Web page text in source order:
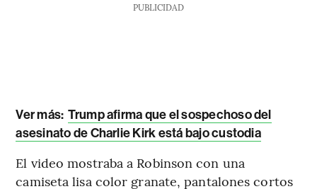
PUBLICIDAD
Ver más: Trump afirma que el sospechoso del
asesinato de Charlie Kirk está bajo custodia
El video mostraba a Robinson con una
camiseta lisa color granate, pantalones cortos